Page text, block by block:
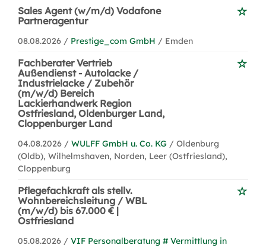
Sales Agent (w/m/d) Vodafone
Partneragentur
08.08.2026 / Prestige_com GmbH / Emden
Fachberater Vertrieb
Außendienst - Autolacke /
Industrielacke / Zubehör
(m/w/d) Bereich
Lackierhandwerk Region
Ostfriesland, Oldenburger Land,
Cloppenburger Land
04.08.2026 / WULFF GmbH u. Co. KG / Oldenburg
(Oldb), Wilhelmshaven, Norden, Leer (Ostfriesland),
Cloppenburg
Pflegefachkraft als stellv.
Wohnbereichsleitung / WBL
(m/w/d) bis 67.000 € |
Ostfriesland
05.08.2026 / VIF Personalberatung # Vermittlung in